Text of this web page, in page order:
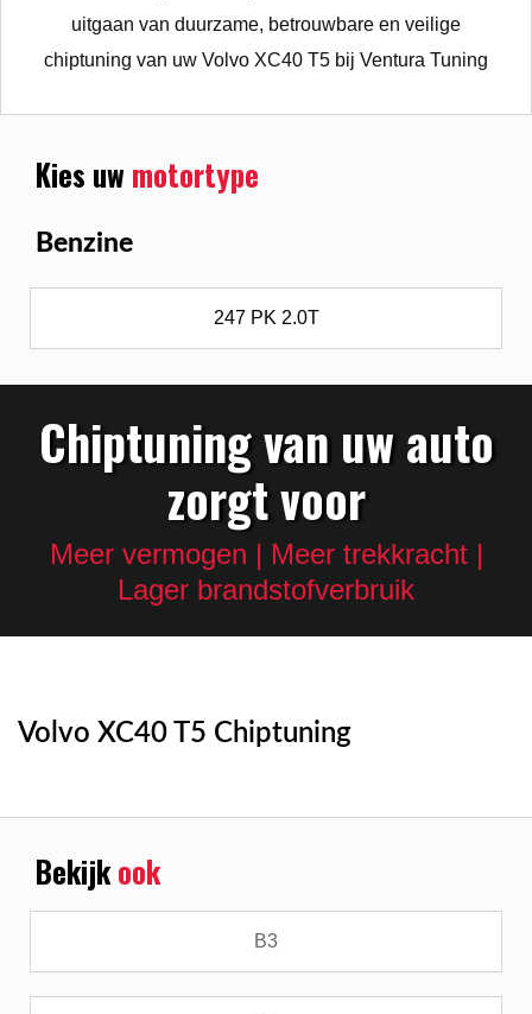
uitgaan van duurzame, betrouwbare en veilige
chiptuning van uw Volvo XC40 T5 bij Ventura Tuning
Kies uwmotortype
Benzine
247 PK 2.0T
Chiptuning van uw auto
zorgt voor
Meer vermogen | Meer trekkracht |
Lager brandstofverbruik
Volvo XC40 T5 Chiptuning
Bekijkook
B3